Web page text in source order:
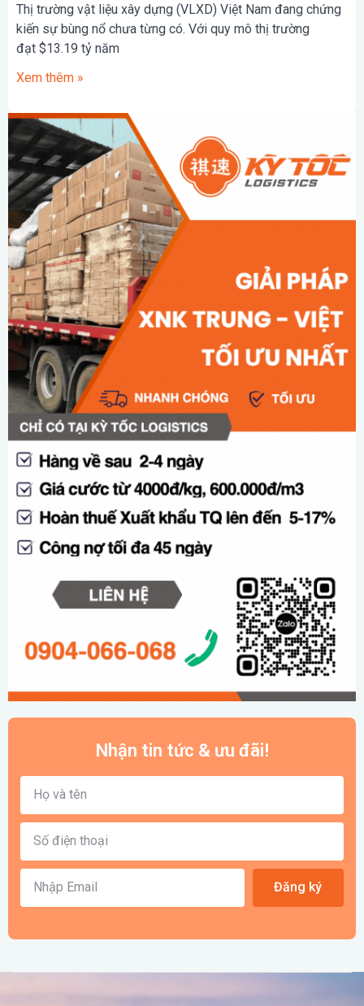
Thị trường vật liệu xây dựng (VLXD) Việt Nam đang chứng
kiến sự bùng nổ chưa từng có. Với quy mô thị trường
đạt $13.19 tỷ năm
Xem thêm »
Nhận tin tức & ưu đãi!
Đăng ký